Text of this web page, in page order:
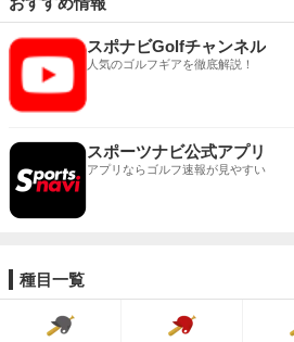
スポナビGolfチャンネル
人気のゴルフギアを徹底解説！
スポーツナビ公式アプリ
アプリならゴルフ速報が見やすい
種目一覧